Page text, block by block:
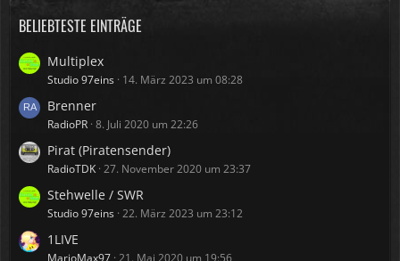
BELIEBTESTE EINTRÄGE
Multiplex
Studio 97eins 14. März 2023 um 08:28
Brenner
RadioPR 8. Juli 2020 um 22:26
Pirat (Piratensender)
RadioTDK 27. November 2020 um 23:37
Stehwelle / SWR
Studio 97eins 22. März 2023 um 23:12
1LIVE
MarioMax97 21. Mai 2020 um 19:56